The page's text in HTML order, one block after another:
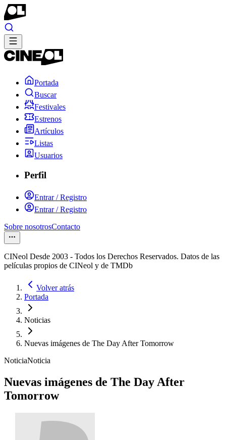
Portada
Buscar
Festivales
Estrenos
Artículos
Listas
Usuarios
Perfil
Entrar / Registro
Entrar / Registro
Sobre nosotrosContacto
CINeol Desde 2003 - Todos los Derechos Reservados. Datos de las
películas propios de CINeol y de TMDb
Volver atrás
Portada
Noticias
Nuevas imágenes de The Day After Tomorrow
NoticiaNoticia
Nuevas imágenes de The Day After
Tomorrow